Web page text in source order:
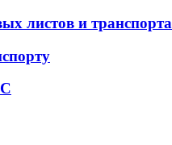
листов и транспорта